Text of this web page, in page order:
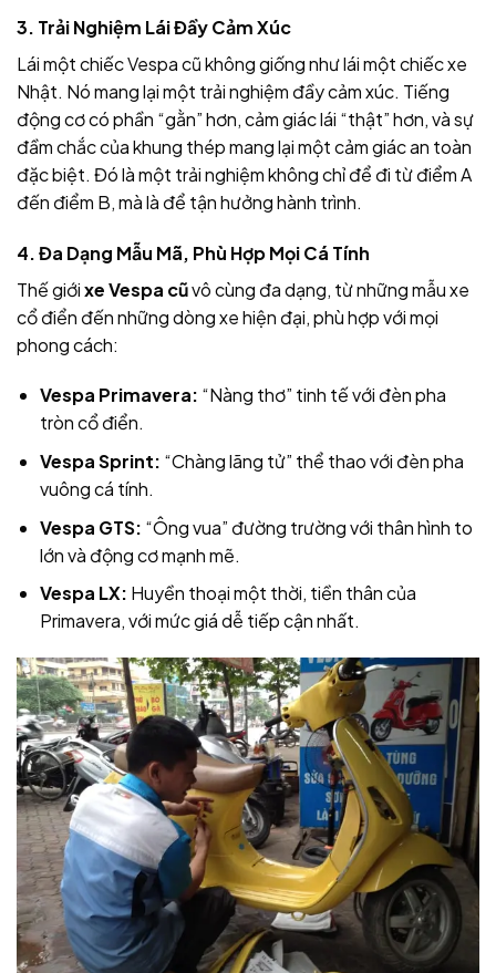
3. Trải Nghiệm Lái Đầy Cảm Xúc
Lái một chiếc Vespa cũ không giống như lái một chiếc xe
Nhật. Nó mang lại một trải nghiệm đầy cảm xúc. Tiếng
động cơ có phần “gằn” hơn, cảm giác lái “thật” hơn, và sự
đầm chắc của khung thép mang lại một cảm giác an toàn
đặc biệt. Đó là một trải nghiệm không chỉ để đi từ điểm A
đến điểm B, mà là để tận hưởng hành trình.
4. Đa Dạng Mẫu Mã, Phù Hợp Mọi Cá Tính
Thế giớixe Vespa cũvô cùng đa dạng, từ những mẫu xe
cổ điển đến những dòng xe hiện đại, phù hợp với mọi
phong cách:
Vespa Primavera: “Nàng thơ” tinh tế với đèn pha
tròn cổ điển.
Vespa Sprint: “Chàng lãng tử” thể thao với đèn pha
vuông cá tính.
Vespa GTS: “Ông vua” đường trường với thân hình to
lớn và động cơ mạnh mẽ.
Vespa LX: Huyền thoại một thời, tiền thân của
Primavera, với mức giá dễ tiếp cận nhất.